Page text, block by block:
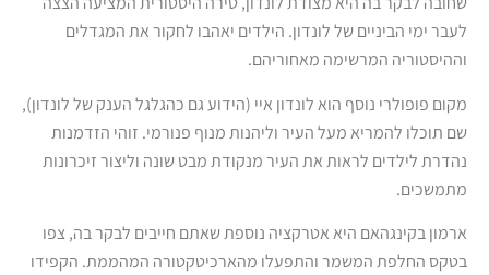
לעבר ימי הביניים של לונדון. הילדים יאהבו לחקור את המגדלים
וההיסטוריה המרשימה מאחוריהם.
מקום פופולרי נוסף הוא לונדון איי (הידוע גם כהגלגל הענק של לונדון),
שם תוכלו להמריא מעל העיר וליהנות מנוף פנורמי. זוהי הזדמנות
נהדרת לילדים לראות את העיר מנקודת מבט שונה וליצור זיכרונות
מתמשכים.
ארמון בקינגהאם היא אטרקציה נוספת שאתם חייבים לבקר בה, צפו
בטקס החלפת המשמר והתפעלו מהארכיטקטורה המהממת. הקפידו